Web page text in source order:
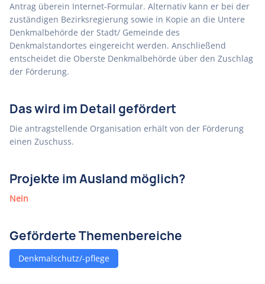
Antrag überein Internet-Formular. Alternativ kann er bei der
zuständigen Bezirksregierung sowie in Kopie an die Untere
Denkmalbehörde der Stadt/ Gemeinde des
Denkmalstandortes eingereicht werden. Anschließend
entscheidet die Oberste Denkmalbehörde über den Zuschlag
der Förderung.
Das wird im Detail gefördert
Die antragstellende Organisation erhält von der Förderung
einen Zuschuss.
Projekte im Ausland möglich?
Nein
Geförderte Themenbereiche
Denkmalschutz/-pflege